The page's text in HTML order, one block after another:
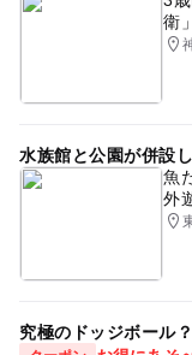
衛
水族館と公園が併設
魚
外
究極のドッジボール